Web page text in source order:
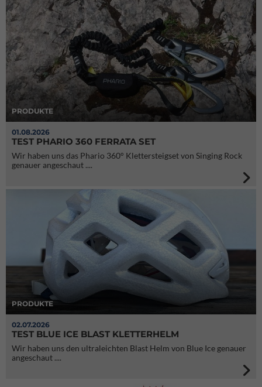
PRODUKTE
01.08.2026
TEST PHARIO 360 FERRATA SET
Wir haben uns das Phario 360° Klettersteigset von Singing Rock
genauer angeschaut ....
PRODUKTE
02.07.2026
TEST BLUE ICE BLAST KLETTERHELM
Wir haben uns den ultraleichten Blast Helm von Blue Ice genauer
angeschaut ....